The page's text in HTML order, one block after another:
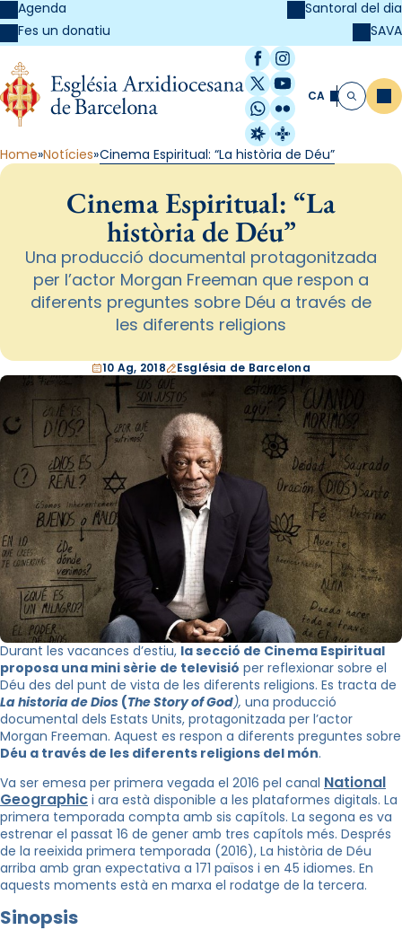
Agenda
Fes un donatiu
Santoral del dia
SAVA
Facebook
Instagram
X / Twitter
YouTube
WhatsApp
Flickr
Radio Estel
Catalunya
CA Cerca
Home Notícies Cinema Espiritual: “La història de Déu”
Cinema Espiritual: “La
història de Déu”
Una producció documental protagonitzada
per l’actor Morgan Freeman que respon a
diferents preguntes sobre Déu a través de
les diferents religions
10 Ag, 2018 Església de Barcelona
Durant les vacances d’estiu, la secció de Cinema Espiritual
proposa una mini sèrie de televisió per reflexionar sobre el
Déu des del punt de vista de les diferents religions. Es tracta de
La historia de Dios (The Story of God), una producció
documental dels Estats Units, protagonitzada per l’actor
Morgan Freeman. Aquest es respon a diferents preguntes sobre
Déu a través de les diferents religions del món.
Va ser emesa per primera vegada el 2016 pel canal National
Geographic i ara està disponible a les plataformes digitals. La
primera temporada compta amb sis capítols. La segona es va
estrenar el passat 16 de gener amb tres capítols més. Després
de la reeixida primera temporada (2016), La història de Déu
arriba amb gran expectativa a 171 països i en 45 idiomes. En
aquests moments està en marxa el rodatge de la tercera.
Sinopsis